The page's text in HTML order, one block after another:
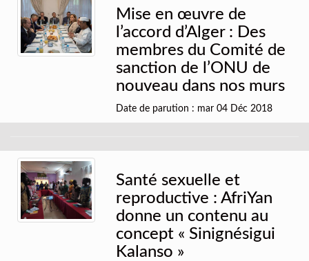
Mise en œuvre de
l’accord d’Alger : Des
membres du Comité de
sanction de l’ONU de
nouveau dans nos murs
Date de parution : mar 04 Déc 2018
Santé sexuelle et
reproductive : AfriYan
donne un contenu au
concept « Sinignésigui
Kalanso »